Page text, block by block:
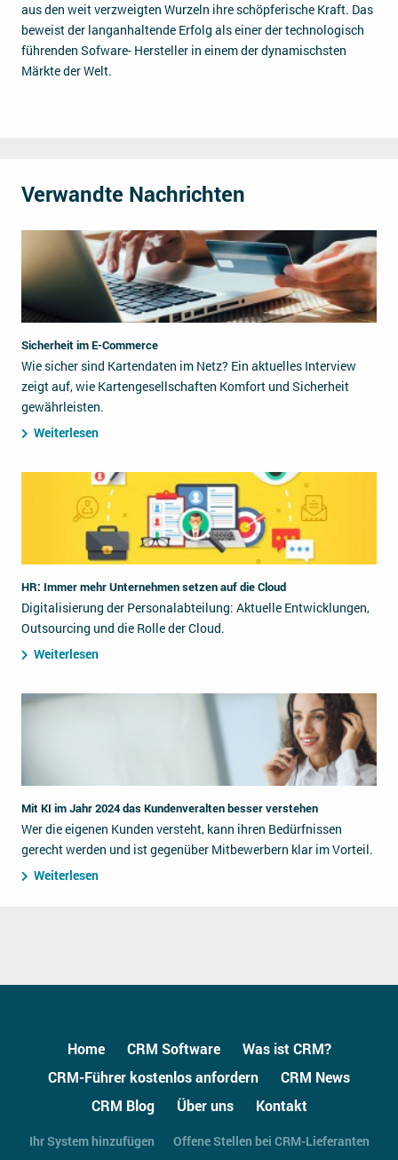
aus den weit verzweigten Wurzeln ihre schöpferische Kraft. Das
beweist der langanhaltende Erfolg als einer der technologisch
führenden Sofware- Hersteller in einem der dynamischsten
Märkte der Welt.
Verwandte Nachrichten
Sicherheit im E-Commerce
Wie sicher sind Kartendaten im Netz? Ein aktuelles Interview
zeigt auf, wie Kartengesellschaften Komfort und Sicherheit
gewährleisten.
Weiterlesen
HR: Immer mehr Unternehmen setzen auf die Cloud
Digitalisierung der Personalabteilung: Aktuelle Entwicklungen,
Outsourcing und die Rolle der Cloud.
Weiterlesen
Mit KI im Jahr 2024 das Kundenveralten besser verstehen
Wer die eigenen Kunden versteht, kann ihren Bedürfnissen
gerecht werden und ist gegenüber Mitbewerbern klar im Vorteil.
Weiterlesen
Home CRM Software
Was ist CRM?
CRM-Führer kostenlos anfordern
CRM News
CRM Blog
Über uns Kontakt
Ihr System hinzufügen
Offene Stellen bei CRM-Lieferanten